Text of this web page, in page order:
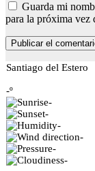
Guarda mi
para la próxima vez
Santiago del Estero
-º
-
-
-
-
-
-